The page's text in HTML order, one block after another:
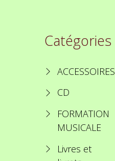
Catégories
ACCESSOIRES
CD
FORMATION
MUSICALE
Livres et